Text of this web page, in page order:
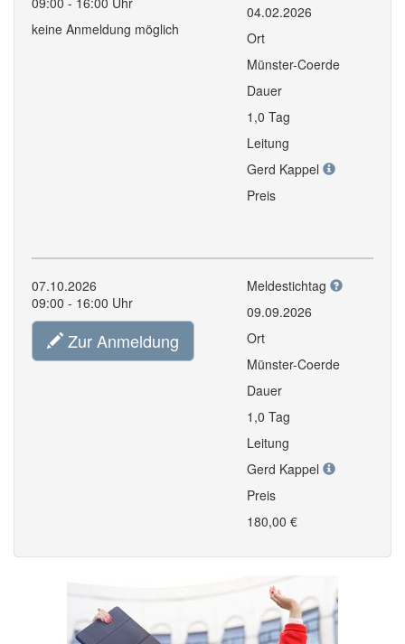
keine Anmeldung möglich
04.02.2026
Ort
Münster-Coerde
Dauer
1,0 Tag
Leitung
Gerd Kappel
Preis
07.10.2026
09:00 - 16:00 Uhr
Zur Anmeldung
Meldestichtag
09.09.2026
Ort
Münster-Coerde
Dauer
1,0 Tag
Leitung
Gerd Kappel
Preis
180,00 €